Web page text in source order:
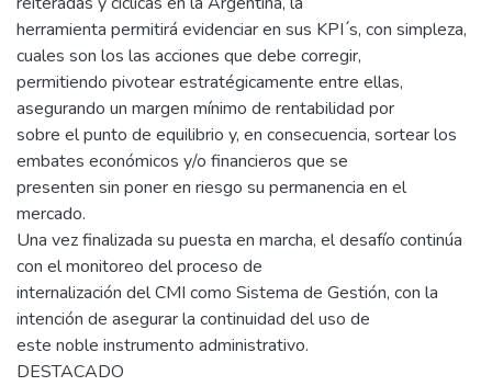
herramienta permitirá evidenciar en sus KPI ́s, con simpleza,
cuales son los las acciones que debe corregir,
permitiendo pivotear estratégicamente entre ellas,
asegurando un margen mínimo de rentabilidad por
sobre el punto de equilibrio y, en consecuencia, sortear los
embates económicos y/o financieros que se
presenten sin poner en riesgo su permanencia en el
mercado.
Una vez finalizada su puesta en marcha, el desafío continúa
con el monitoreo del proceso de
internalización del CMI como Sistema de Gestión, con la
intención de asegurar la continuidad del uso de
este noble instrumento administrativo.
DESTACADO